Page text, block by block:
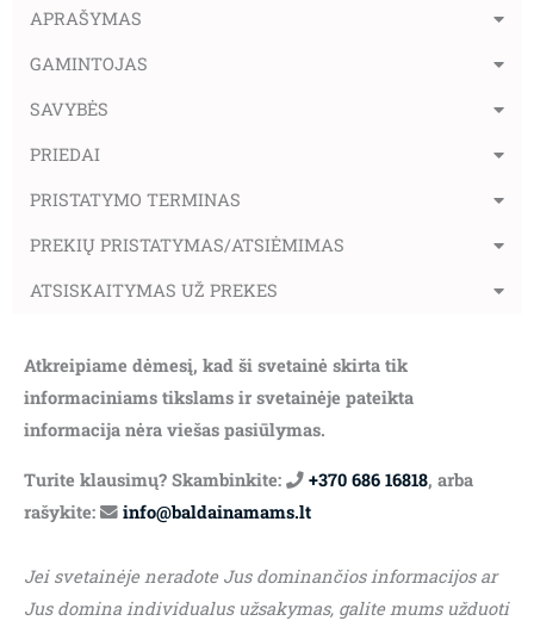
APRAŠYMAS
GAMINTOJAS
SAVYBĖS
PRIEDAI
PRISTATYMO TERMINAS
PREKIŲ PRISTATYMAS/ATSIĖMIMAS
ATSISKAITYMAS UŽ PREKES
Atkreipiame dėmesį, kad ši svetainė skirta tik
informaciniams tikslams ir svetainėje pateikta
informacija nėra viešas pasiūlymas.
Turite klausimų? Skambinkite: +370 686 16818, arba
rašykite:
info@baldainamams.lt
Jei svetainėje neradote Jus dominančios informacijos ar
Jus domina individualus užsakymas, galite mums užduoti